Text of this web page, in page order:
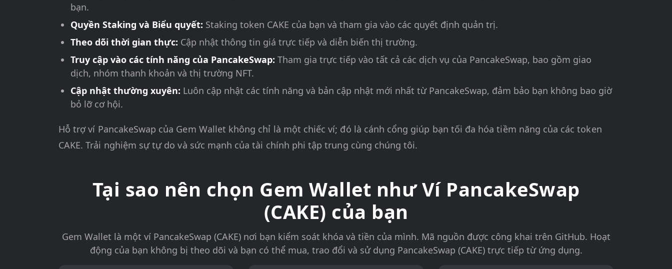
bạn.
Quyền Staking và Biểu quyết: Staking token CAKE của bạn và tham gia vào các quyết định quản trị.
Theo dõi thời gian thực: Cập nhật thông tin giá trực tiếp và diễn biến thị trường.
Truy cập vào các tính năng của PancakeSwap: Tham gia trực tiếp vào tất cả các dịch vụ của PancakeSwap, bao gồm giao
dịch, nhóm thanh khoản và thị trường NFT.
Cập nhật thường xuyên: Luôn cập nhật các tính năng và bản cập nhật mới nhất từ PancakeSwap, đảm bảo bạn không bao giờ
bỏ lỡ cơ hội.
Hỗ trợ ví PancakeSwap của Gem Wallet không chỉ là một chiếc ví; đó là cánh cổng giúp bạn tối đa hóa tiềm năng của các token
CAKE. Trải nghiệm sự tự do và sức mạnh của tài chính phi tập trung cùng chúng tôi.
Tại sao nên chọn Gem Wallet như Ví PancakeSwap
(CAKE) của bạn
Gem Wallet là một ví PancakeSwap (CAKE) nơi bạn kiểm soát khóa và tiền của mình. Mã nguồn được công khai trên GitHub. Hoạt
động của bạn không bị theo dõi và bạn có thể mua, trao đổi và sử dụng PancakeSwap (CAKE) trực tiếp từ ứng dụng.